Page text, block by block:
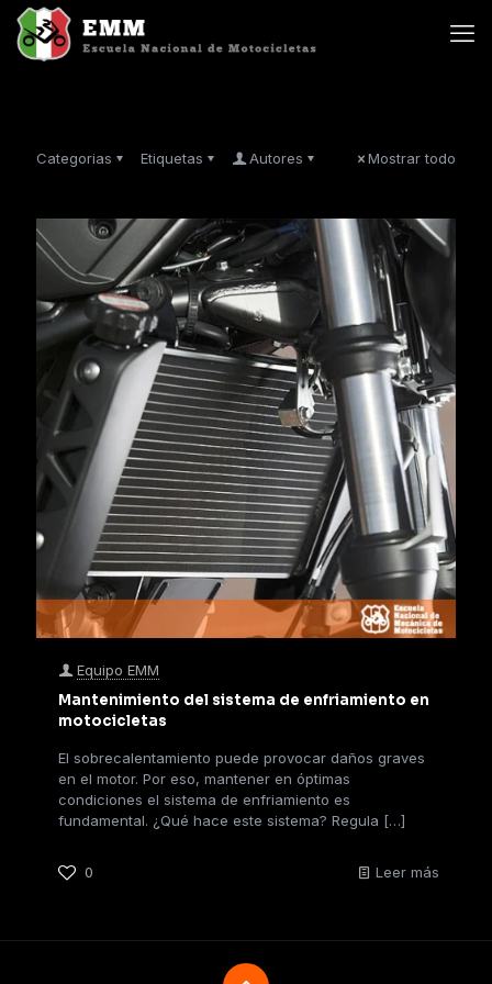
Categorias Etiquetas Autores Mostrar todo
Equipo EMM
Mantenimiento del sistema de enfriamiento en
motocicletas
El sobrecalentamiento puede provocar daños graves
en el motor. Por eso, mantener en óptimas
condiciones el sistema de enfriamiento es
fundamental. ¿Qué hace este sistema? Regula […]
0 Leer más